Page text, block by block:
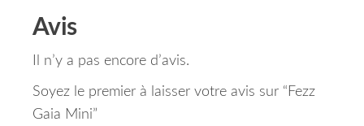
Avis
Il n’y a pas encore d’avis.
Soyez le premier à laisser votre avis sur “Fezz
Gaia Mini”